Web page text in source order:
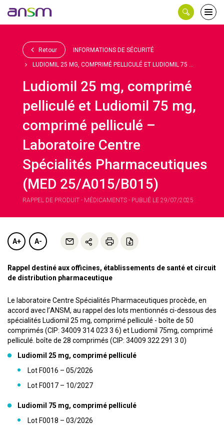
le
Retour INFORMATIONS DE SÉCURITÉ
LUDIOMIL 25 MG, COMPRIMÉ PELLICULÉ ET LUDIOMIL 75 ...
Ludiomil 25 mg, comprimé
pelliculé et Ludiomil 75 mg,
comprimé pelliculé –
Laboratoire Centre
Spécialités Pharmaceutiques
(MED 25/A015/B015)
RAPPEL DE PRODUIT - MÉDICAMENTS - PUBLIÉ LE 29/07/2025
A+ A-
Rappel destiné aux officines, établissements de santé et circuit
de distribution pharmaceutique
Le laboratoire Centre Spécialités Pharmaceutiques procède, en
accord avec l’ANSM, au rappel des lots mentionnés ci-dessous des
spécialités Ludiomil 25 mg, comprimé pelliculé - boîte de 50
comprimés (CIP: 34009 314 023 3 6) et Ludiomil 75mg, comprimé
pelliculé. boîte de 28 comprimés (CIP: 34009 322 291 3 0)
Ludiomil 25 mg, comprimé pelliculé
Lot F0016 – 05/2026
Lot F0017 – 10/2027
Ludiomil 75 mg, comprimé pelliculé
Lot F0018 – 03/2026